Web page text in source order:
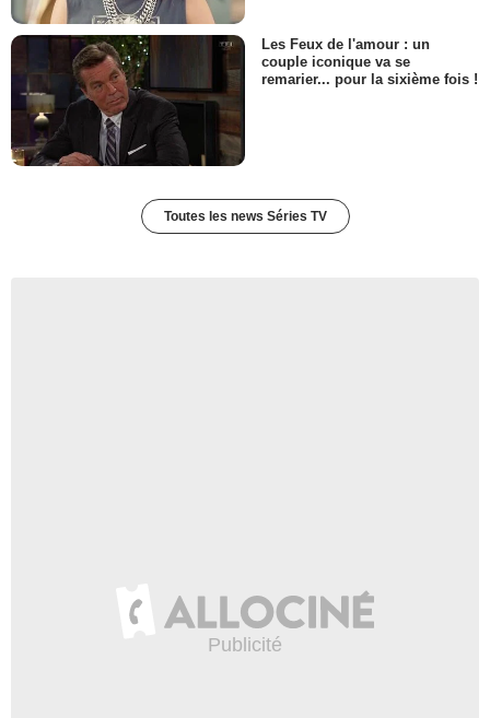
Les Feux de l'amour : un
couple iconique va se
remarier... pour la sixième fois !
Toutes les news Séries TV